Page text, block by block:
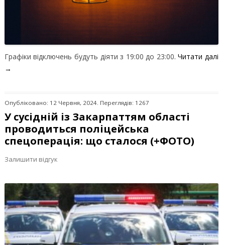
Графіки відключень будуть діяти з 19:00 до 23:00.Читати далі
→
Опубліковано: 12 Червня, 2024. Переглядів: 1267
У сусідній із Закарпаттям області
проводиться поліцейська
спецоперація: що сталося (+ФОТО)
Залишити відгук